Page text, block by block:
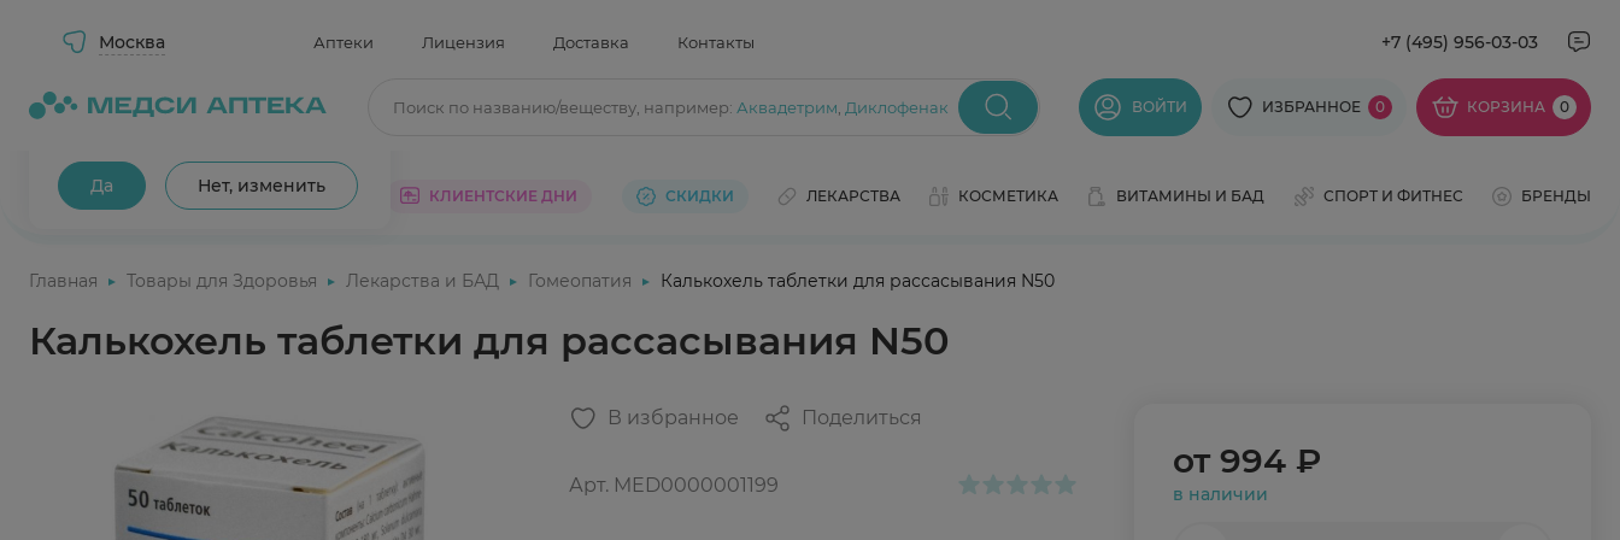
Москва
Ваш город Москва?
Да Нет, изменить
Аптеки Лицензия Доставка Контакты +7 (495) 956-03-03
Поиск по названию/веществу, например: Аквадетрим Диклофенак ВОЙТИ ИЗБРАННОЕ 0 КОРЗИНА 0
КАТАЛОГ АКЦИИ КЛИЕНТСКИЕ ДНИ СКИДКИ ЛЕКАРСТВА КОСМЕТИКА ВИТАМИНЫ И БАД СПОРТ И ФИТНЕС БРЕНДЫ
Главная Товары для Здоровья Лекарства и БАД Гомеопатия Калькохель таблетки для рассасывания N50
Калькохель таблетки для рассасывания N50
В избранное Поделиться
Арт. MED0000001199
от 994 ₽
в наличии